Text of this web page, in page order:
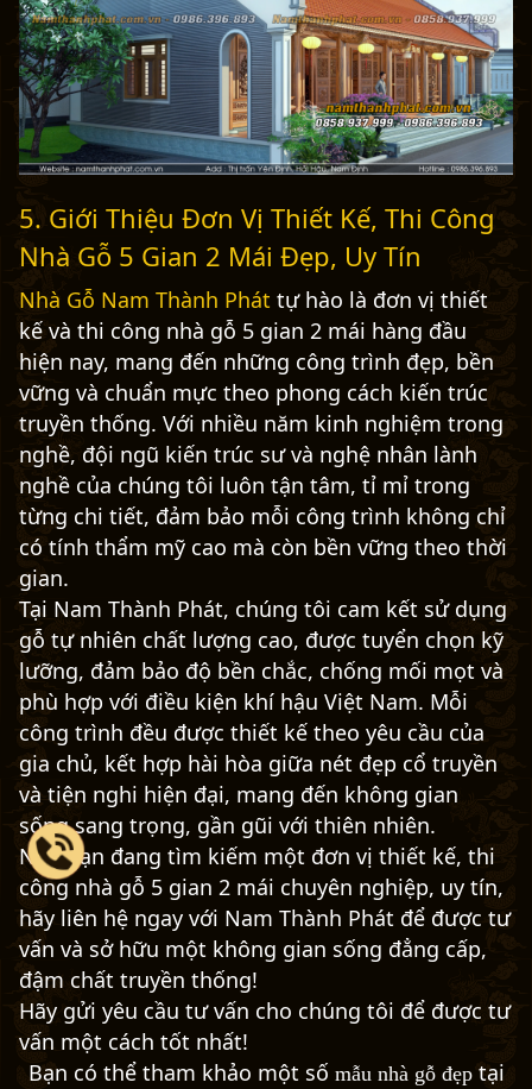
5. Giới Thiệu Đơn Vị Thiết Kế, Thi Công
Nhà Gỗ 5 Gian 2 Mái Đẹp, Uy Tín
Nhà Gỗ Nam Thành Phát tự hào là đơn vị thiết
kế và thi công nhà gỗ 5 gian 2 mái hàng đầu
hiện nay, mang đến những công trình đẹp, bền
vững và chuẩn mực theo phong cách kiến trúc
truyền thống. Với nhiều năm kinh nghiệm trong
nghề, đội ngũ kiến trúc sư và nghệ nhân lành
nghề của chúng tôi luôn tận tâm, tỉ mỉ trong
từng chi tiết, đảm bảo mỗi công trình không chỉ
có tính thẩm mỹ cao mà còn bền vững theo thời
gian.
Tại Nam Thành Phát, chúng tôi cam kết sử dụng
gỗ tự nhiên chất lượng cao, được tuyển chọn kỹ
lưỡng, đảm bảo độ bền chắc, chống mối mọt và
phù hợp với điều kiện khí hậu Việt Nam. Mỗi
công trình đều được thiết kế theo yêu cầu của
gia chủ, kết hợp hài hòa giữa nét đẹp cổ truyền
và tiện nghi hiện đại, mang đến không gian
sống sang trọng, gần gũi với thiên nhiên.
Nếu bạn đang tìm kiếm một đơn vị thiết kế, thi
công nhà gỗ 5 gian 2 mái chuyên nghiệp, uy tín,
hãy liên hệ ngay với Nam Thành Phát để được tư
vấn và sở hữu một không gian sống đẳng cấp,
đậm chất truyền thống!
Hãy gửi yêu cầu tư vấn cho chúng tôi để được tư
vấn một cách tốt nhất!
Bạn có thể tham khảo một số mẫu nhà gỗ đẹp tại